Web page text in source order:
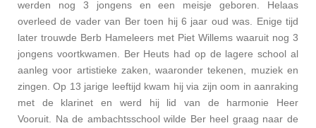
werden nog 3 jongens en een meisje geboren. Helaas
overleed de vader van Ber toen hij 6 jaar oud was. Enige tijd
later trouwde Berb Hameleers met Piet Willems waaruit nog 3
jongens voortkwamen. Ber Heuts had op de lagere school al
aanleg voor artistieke zaken, waaronder tekenen, muziek en
zingen. Op 13 jarige leeftijd kwam hij via zijn oom in aanraking
met de klarinet en werd hij lid van de harmonie Heer
Vooruit. Na de ambachtsschool wilde Ber heel graag naar de